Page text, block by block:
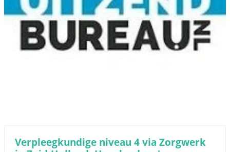
Verpleegkundige niveau 4 via Zorgwerk